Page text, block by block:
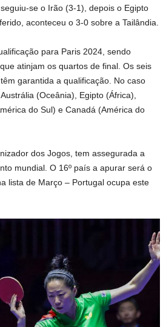
se o Irão (3-1), depois o Egipto
aconteceu o 3-0 sobre a Tailândia.
para Paris 2024, sendo
atinjam os quartos de final. Os seis
garantida a qualificação. No caso
(Oceânia), Egipto (África),
do Sul) e Canadá (América do
dos Jogos, tem assegurada a
mundial. O 16º país a apurar será o
lista de Março – Portugal ocupa este